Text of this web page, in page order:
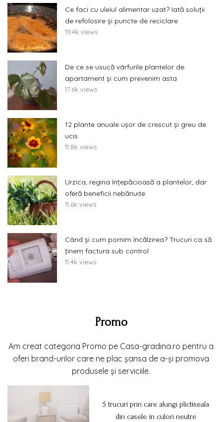
Ce faci cu uleiul alimentar uzat? Iată soluții
de refolosire și puncte de reciclare
19.4k views
De ce se usucă vârfurile plantelor de
apartament și cum prevenim asta
17.6k views
12 plante anuale ușor de crescut și greu de
ucis
11.8k views
Urzica, regina înțepăcioasă a plantelor, dar
oferă beneficii nebănuite
11.6k views
Când și cum pornim încălzirea? Trucuri ca să
ținem factura sub control
11.4k views
Promo
Am creat categoria Promo pe Casa-gradina.ro pentru a
oferi brand-urilor care ne plac șansa de a-și promova
produsele și serviciile.
5 trucuri prin care alungi plictiseala
din casele în culori neutre